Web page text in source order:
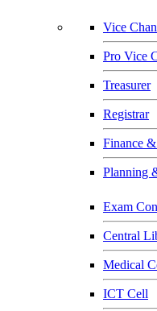
Vice
Pro Vice
Treasurer
Registrar
Finance
Planning
Exam
Central
Medical
ICT Cell